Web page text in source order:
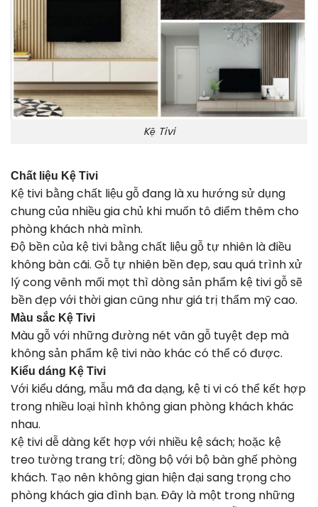
Kệ Tivi
Chất liệu Kệ Tivi
Kệ tivi bằng chất liệu gỗ đang là xu hướng sử dụng
chung của nhiều gia chủ khi muốn tô điểm thêm cho
phòng khách nhà mình.
Độ bền của kệ tivi bằng chất liệu gỗ tự nhiên là điều
không bàn cãi. Gỗ tự nhiên bền đẹp, sau quá trình xử
lý cong vênh mối mọt thì dòng sản phẩm kệ tivi gỗ sẽ
bền đẹp với thời gian cũng như giá trị thẩm mỹ cao.
Màu sắc Kệ Tivi
Màu gỗ với những đường nét vân gỗ tuyệt đẹp mà
không sản phẩm kệ tivi nào khác có thể có được.
Kiểu dáng Kệ Tivi
Với kiểu dáng, mẫu mã đa dạng, kệ ti vi có thể kết hợp
trong nhiều loại hình không gian phòng khách khác
nhau.
Kệ tivi dễ dàng kết hợp với nhiều kệ sách; hoặc kệ
treo tường trang trí; đồng bộ với bộ bàn ghế phòng
khách. Tạo nên không gian hiện đại sang trọng cho
phòng khách gia đình bạn. Đây là một trong những